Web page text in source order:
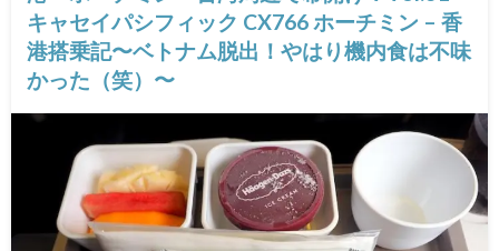
キャセイパシフィック CX766 ホーチミン – 香
港搭乗記〜ベトナム脱出！やはり機内食は不味
かった（笑）〜